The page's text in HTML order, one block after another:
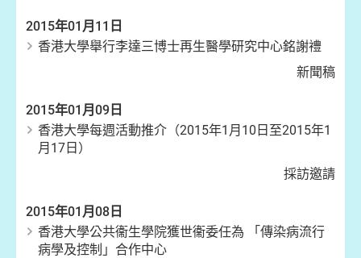
2015年01月11日
香港大學舉行李達三博士再生醫學研究中心銘謝禮
新聞稿
2015年01月09日
香港大學每週活動推介（2015年1月10日至2015年1
月17日）
採訪邀請
2015年01月08日
香港大學公共衞生學院獲世衞委任為 「傳染病流行
病學及控制」合作中心